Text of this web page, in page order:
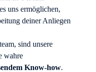
uns ermöglichen,
deiner Anliegen
sind unsere
wahre
Know-how.